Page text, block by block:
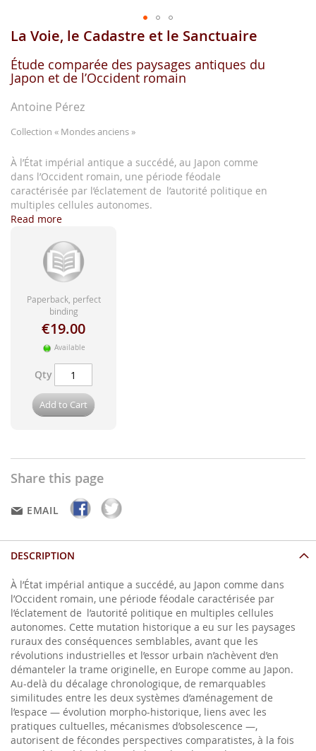
Skip
the
beginning
the
gallery
La Voie, le Cadastre et le Sanctuaire
Étude comparée des paysages antiques du
Japon et de l’Occident romain
Antoine Pérez
Collection « Mondes anciens »
À l’État impérial antique a succédé, au Japon comme
dans l’Occident romain, une période féodale
caractérisée par l’éclatement de l’autorité politique en
multiples cellules autonomes.
Read more
Paperback, perfect
binding
€19.00
Available
Qty
Add to Cart
Share this page
EMAIL
DESCRIPTION
À l’État impérial antique a succédé, au Japon comme dans
l’Occident romain, une période féodale caractérisée par
l’éclatement de l’autorité politique en multiples cellules
autonomes. Cette mutation historique a eu sur les paysages
ruraux des conséquences semblables, avant que les
révolutions industrielles et l’essor urbain n’achèvent d’en
démanteler la trame originelle, en Europe comme au Japon.
Au-delà du décalage chronologique, de remarquables
similitudes entre les deux systèmes d’aménagement de
l’espace — évolution morpho-­historique, liens avec les
pratiques cultuelles, mécanismes d’obsolescence —,
autorisent de fécondes perspectives comparatistes, à la fois